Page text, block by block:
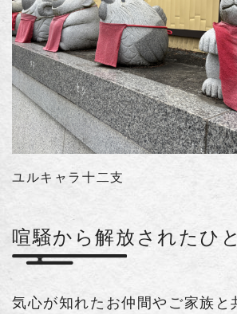
ユルキャラ十二支
喧騒から解放されたひ
気心が知れたお仲間やご家族と